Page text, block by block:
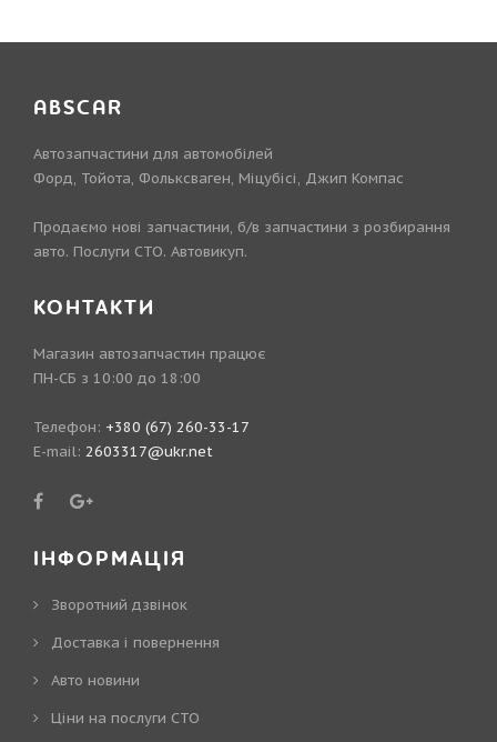
ABSCAR
Автозапчастини для автомобілей
Форд, Тойота, Фольксваген, Міцубісі, Джип Компас
Продаємо нові запчастини, б/в запчастини з розбирання
авто. Послуги СТО. Автовикуп.
КОНТАКТИ
Магазин автозапчастин працює
ПН-СБ з 10:00 до 18:00
Телефон: +380 (67) 260-33-17
E-mail: 2603317@ukr.net
ІНФОРМАЦІЯ
Зворотний дзвінок
Доставка і повернення
Авто новини
Ціни на послуги СТО